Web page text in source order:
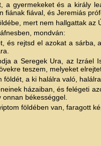
a gyermekeket és a király
fiának fiával, és Jeremiás
mert nem hallgattak az
mondván:
és rejtsd el azokat a
a Seregek Ura, az Izráel
teszem, melyeket
földét, a ki halálra való,
házaiban, és felégeti
békességgel.
földében van, faragott